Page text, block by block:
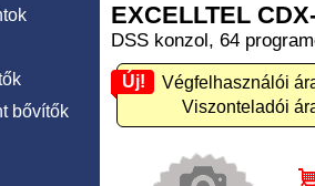
bővítők
EXCELLTEL
DSS konzol, 64
Új!
Új! Végfelhasználói
Viszonteladói